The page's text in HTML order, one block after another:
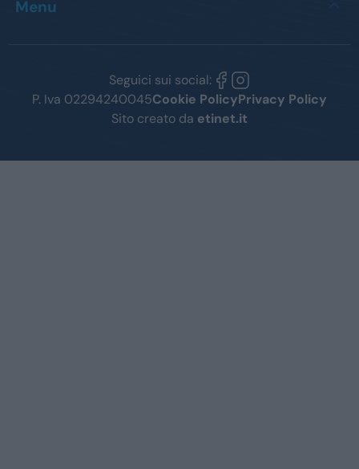
Menu
Seguici sui social:
P. Iva 02294240045Cookie PolicyPrivacy Policy
Sito creato da etinet.it